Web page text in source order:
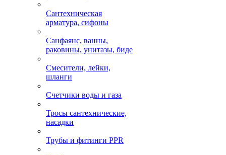
Сантехническая
арматура, сифоны
Санфаянс, ванны,
раковины, унитазы, биде
Смесители, лейки,
шланги
Счетчики воды и газа
Тросы сантехнические,
насадки
Трубы и фитинги PPR